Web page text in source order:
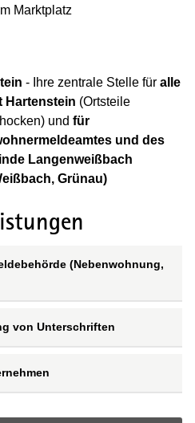
Marktplatz
- Ihre zentrale Stelle für alle
Hartenstein (Ortsteile
und für
und des
Langenweißbach
Grünau)
(Nebenwohnung,
von Unterschriften